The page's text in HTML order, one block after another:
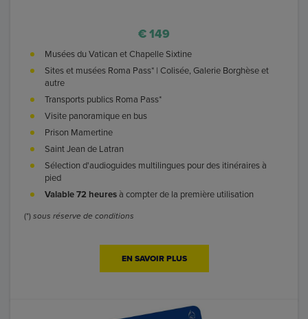
€ 149
Musées du Vatican et Chapelle Sixtine
Sites et musées Roma Pass* | Colisée, Galerie Borghèse et
autre
Transports publics Roma Pass*
Visite panoramique en bus
Prison Mamertine
Saint Jean de Latran
Sélection d'audioguides multilingues pour des itinéraires à
pied
Valable 72 heuresà compter de la première utilisation
(*) sous réserve de conditions
EN SAVOIR PLUS